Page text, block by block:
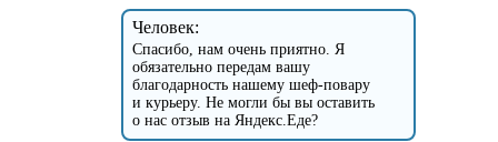
Человек:
Спасибо, нам очень приятно. Я
обязательно передам вашу
благодарность нашему шеф-повару
и курьеру. Не могли бы вы оставить
о нас отзыв на Яндекс.Еде?